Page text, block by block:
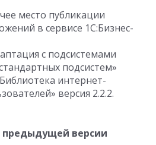
место публикации
в сервисе 1С:Бизнес-
с подсистемами
подсистем»
интернет-
версия 2.2.2.
предыдущей версии